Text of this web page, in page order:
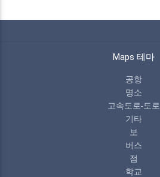
Maps 테마
공항
명소
고속도로-도로
기타
보
버스
점
학교